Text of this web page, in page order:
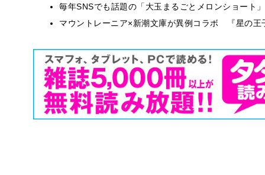
毎年SNSでも話題の「大玉まるごとメロンショート
マウントレーニア×新潮文庫が異例コラボ 『星の